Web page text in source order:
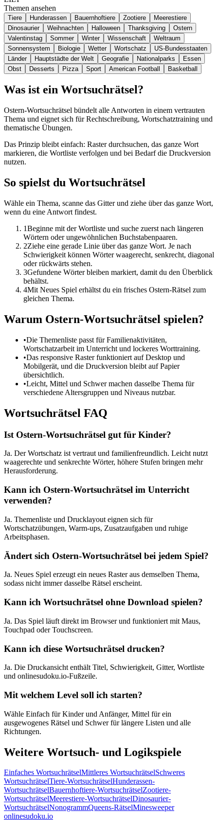
Themen ansehen
Tiere Hunderassen Bauernhoftiere Zootiere
Meerestiere
Dinosaurier
Weihnachten Halloween Thanksgiving
Ostern
Valentinstag
Sommer Winter Wissenschaft
Weltraum
Sonnensystem
Biologie Wetter Wortschatz
US-Bundesstaaten
Länder
Hauptstädte der Welt Geografie Nationalparks
Essen
Obst
Desserts Pizza Sport American Football Basketball
Was ist ein Wortsuchrätsel?
Ostern-Wortsuchrätsel bündelt alle Antworten in einem vertrauten
Thema und eignet sich für Rechtschreibung, Wortschatztraining und
thematische Übungen.
Das Prinzip bleibt einfach: Raster durchsuchen, das ganze Wort
markieren, die Wortliste verfolgen und bei Bedarf die Druckversion
nutzen.
So spielst du Wortsuchrätsel
Wähle ein Thema, scanne das Gitter und ziehe über das ganze Wort,
wenn du eine Antwort findest.
1Beginne mit der Wortliste und suche zuerst nach längeren
Wörtern oder ungewöhnlichen Buchstabenpaaren.
2Ziehe eine gerade Linie über das ganze Wort. Je nach
Schwierigkeit können Wörter waagerecht, senkrecht, diagonal
oder rückwärts stehen.
3Gefundene Wörter bleiben markiert, damit du den Überblick
behältst.
4Mit Neues Spiel erhältst du ein frisches Ostern-Rätsel zum
gleichen Thema.
Warum Ostern-Wortsuchrätsel spielen?
•Die Themenliste passt für Familienaktivitäten,
Wortschatzarbeit im Unterricht und lockeres Worttraining.
•Das responsive Raster funktioniert auf Desktop und
Mobilgerät, und die Druckversion bleibt auf Papier
übersichtlich.
•Leicht, Mittel und Schwer machen dasselbe Thema für
verschiedene Altersgruppen und Niveaus nutzbar.
Wortsuchrätsel FAQ
Ist Ostern-Wortsuchrätsel gut für Kinder?
Ja. Der Wortschatz ist vertraut und familienfreundlich. Leicht nutzt
waagerechte und senkrechte Wörter, höhere Stufen bringen mehr
Herausforderung.
Kann ich Ostern-Wortsuchrätsel im Unterricht
verwenden?
Ja. Themenliste und Drucklayout eignen sich für
Wortschatzübungen, Warm-ups, Zusatzaufgaben und ruhige
Arbeitsphasen.
Ändert sich Ostern-Wortsuchrätsel bei jedem Spiel?
Ja. Neues Spiel erzeugt ein neues Raster aus demselben Thema,
sodass nicht immer dasselbe Rätsel erscheint.
Kann ich Wortsuchrätsel ohne Download spielen?
Ja. Das Spiel läuft direkt im Browser und funktioniert mit Maus,
Touchpad oder Touchscreen.
Kann ich diese Wortsuchrätsel drucken?
Ja. Die Druckansicht enthält Titel, Schwierigkeit, Gitter, Wortliste
und onlinesudoku.io-Fußzeile.
Mit welchem Level soll ich starten?
Wähle Einfach für Kinder und Anfänger, Mittel für ein
ausgewogenes Rätsel und Schwer für längere Listen und alle
Richtungen.
Weitere Wortsuch- und Logikspiele
Einfaches WortsuchrätselMittleres WortsuchrätselSchweres
WortsuchrätselTiere-WortsuchrätselHunderassen-
WortsuchrätselBauernhoftiere-WortsuchrätselZootiere-
WortsuchrätselMeerestiere-WortsuchrätselDinosaurier-
WortsuchrätselNonogrammQueens-RätselMinesweeper
onlinesudoku.io